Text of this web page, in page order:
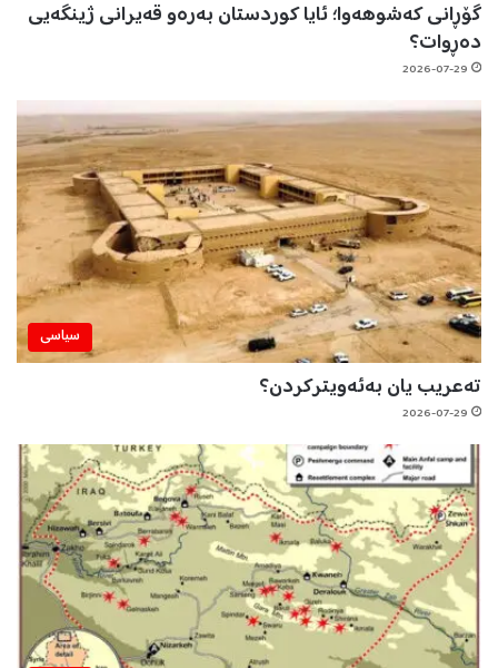
گۆڕانی کەشوهەوا؛ ئایا کوردستان بەرەو قەیرانی ژینگەیی
دەڕوات؟
2026-07-29
سیاسی
تەعریب یان بەئەویترکردن؟
2026-07-29